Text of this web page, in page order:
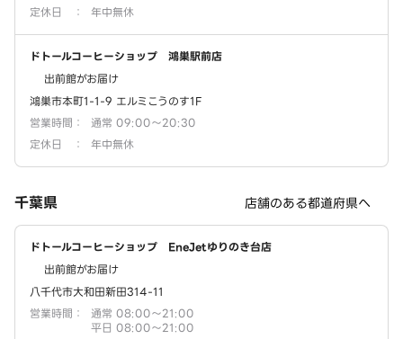
定休日
： 年中無休
ドトールコーヒーショップ 鴻巣駅前店
出前館がお届け
鴻巣市本町1-1-9 エルミこうのす1F
営業時間 ：
通常 09:00～20:30
定休日
： 年中無休
千葉県 店舗のある都道府県へ
ドトールコーヒーショップ EneJetゆりのき台店
出前館がお届け
八千代市大和田新田314-11
営業時間 ：
通常 08:00～21:00
平日 08:00～21:00